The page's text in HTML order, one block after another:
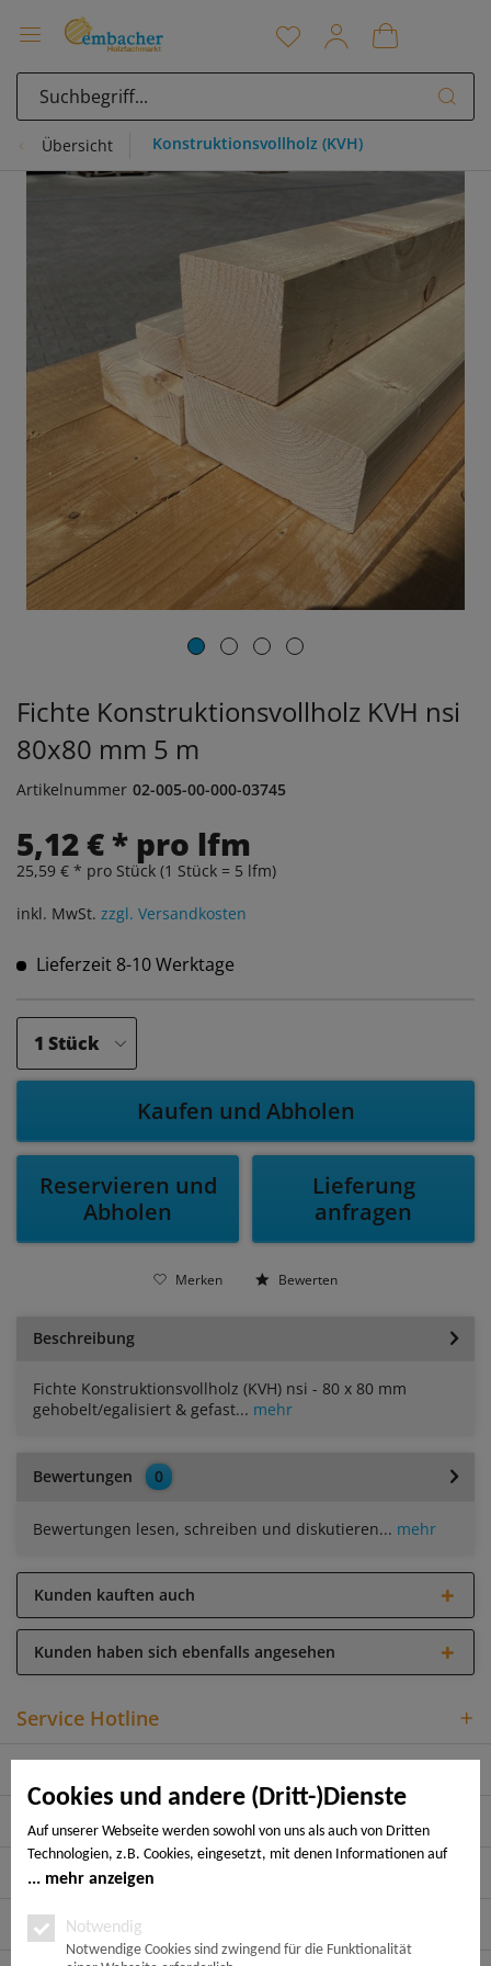
Cookies und andere (Dritt-)Dienste
Auf unserer Webseite werden sowohl von uns als auch von Dritten
Technologien, z.B. Cookies, eingesetzt, mit denen Informationen auf
Ihrem Endgerät gespeichert und/oder von Ihrem Endgerät abgerufen
Notwendige Cookies, Analyse-, Marketing- und Statistik-Cookies. Bei
den notwendigen Cookies handelt es sich um solche, die technisch
mehr anzeigen
Notwendig
Notwendige Cookies sind zwingend für die Funktionalität
Übersicht Konstruktionsvollholz (KVH)
Fichte Konstruktionsvollholz KVH nsi
80x80 mm 5 m
Artikelnummer 02-005-00-000-03745
5,12 € * pro lfm
25,59 € * pro Stück (1 Stück = 5 lfm)
inkl. MwSt. zzgl. Versandkosten
Lieferzeit 8-10 Werktage
Kaufen und Abholen
Reservieren und
Abholen
Lieferung
anfragen
Merken Bewerten
Beschreibung
Fichte Konstruktionsvollholz (KVH) nsi - 80 x 80 mm
gehobelt/egalisiert & gefast... mehr
Bewertungen 0
Bewertungen lesen, schreiben und diskutieren... mehr
Kunden kauften auch
Kunden haben sich ebenfalls angesehen
Service Hotline
Informationen
Rechtliches
Zahlungsarten